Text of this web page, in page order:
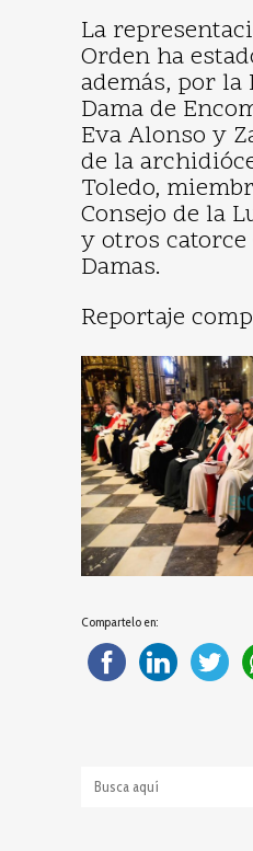
La
Orden ha
además, por la
Dama de
Eva Alonso y
de la
Toledo,
Consejo de la
y otros
Damas.
Reportaje
Compartelo en: